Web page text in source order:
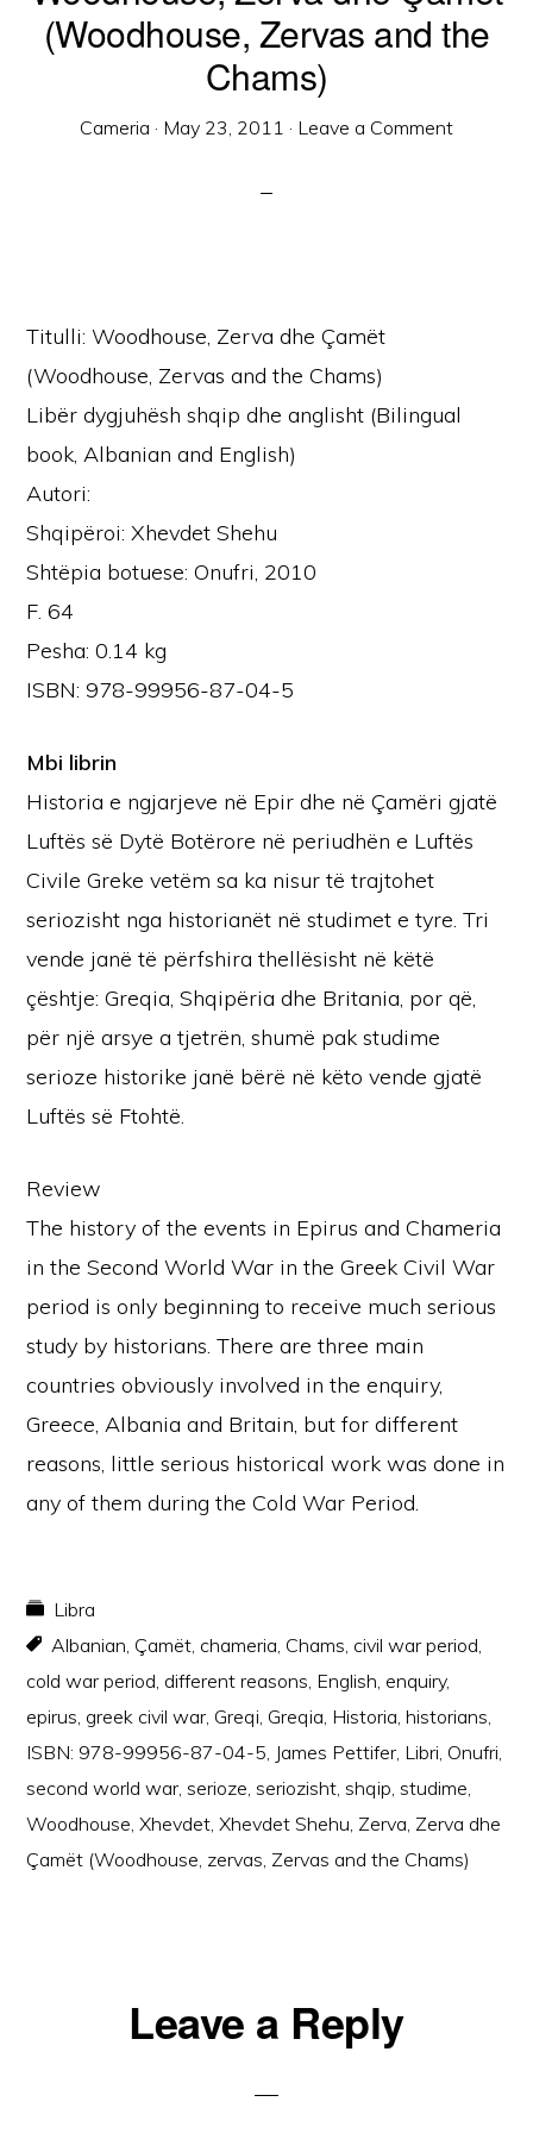
(Woodhouse, Zervas and the
Chams)
Cameria · May 23, 2011 · Leave a Comment
Titulli: Woodhouse, Zerva dhe Çamët
(Woodhouse, Zervas and the Chams)
Libër dygjuhësh shqip dhe anglisht (Bilingual
book, Albanian and English)
Autori:
Shqipëroi: Xhevdet Shehu
Shtëpia botuese: Onufri, 2010
F. 64
Pesha: 0.14 kg
ISBN: 978-99956-87-04-5
Mbi librin
Historia e ngjarjeve në Epir dhe në Çamëri gjatë
Luftës së Dytë Botërore në periudhën e Luftës
Civile Greke vetëm sa ka nisur të trajtohet
seriozisht nga historianët në studimet e tyre. Tri
vende janë të përfshira thellësisht në këtë
çështje: Greqia, Shqipëria dhe Britania, por që,
për një arsye a tjetrën, shumë pak studime
serioze historike janë bërë në këto vende gjatë
Luftës së Ftohtë.
Review
The history of the events in Epirus and Chameria
in the Second World War in the Greek Civil War
period is only beginning to receive much serious
study by historians. There are three main
countries obviously involved in the enquiry,
Greece, Albania and Britain, but for different
reasons, little serious historical work was done in
any of them during the Cold War Period.
Libra
Albanian, Çamët, chameria, Chams, civil war period,
cold war period, different reasons, English, enquiry,
epirus, greek civil war, Greqi, Greqia, Historia,historians,
ISBN: 978-99956-87-04-5, James Pettifer, Libri, Onufri,
second world war,serioze,seriozisht,shqip,studime,
Woodhouse,Xhevdet,Xhevdet Shehu, Zerva, Zerva dhe
Çamët (Woodhouse, zervas, Zervas and the Chams)
ReaderLeave a Reply